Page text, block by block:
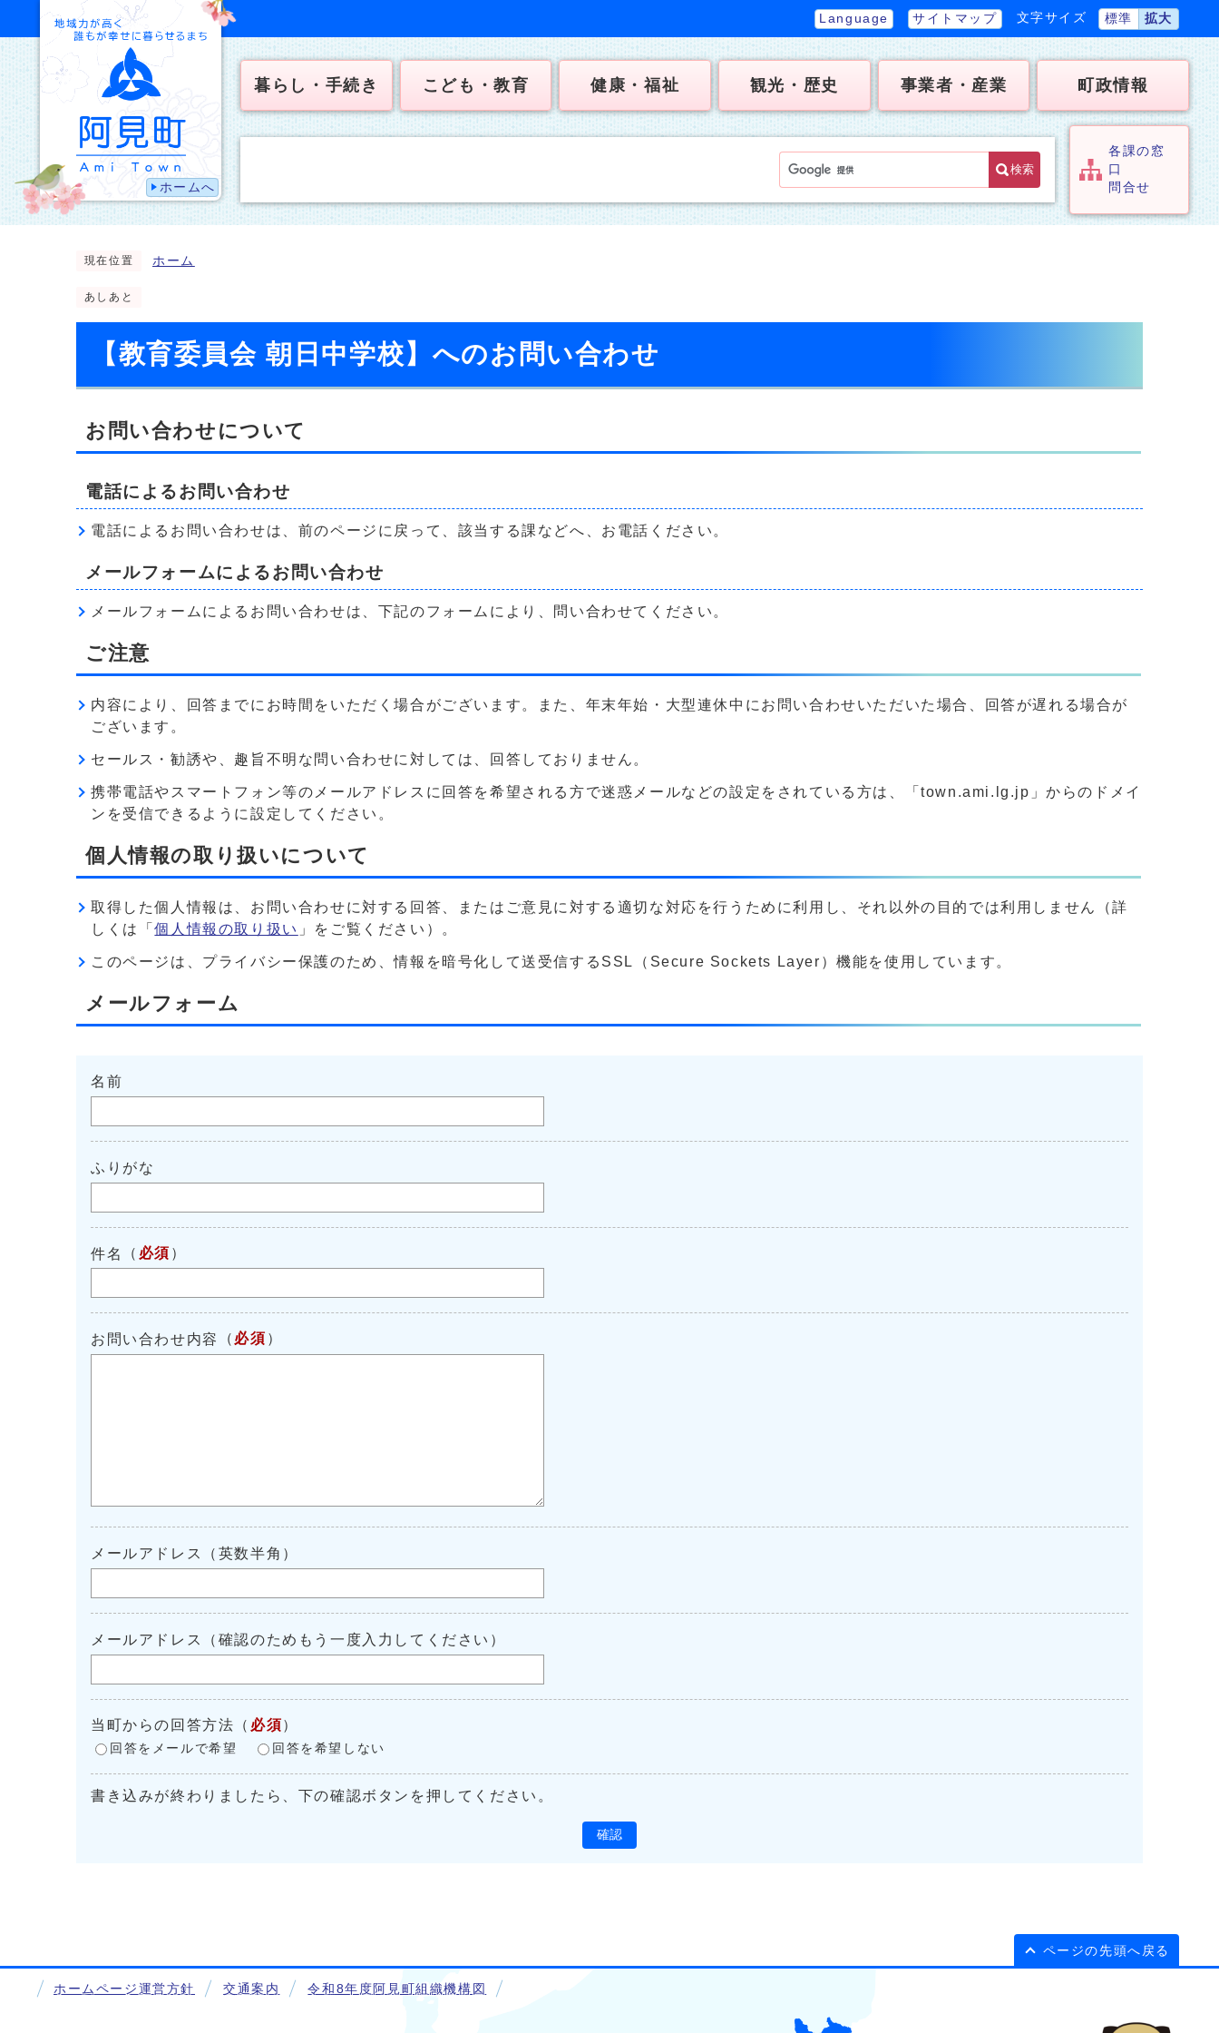
ホームへ
Language サイトマップ 文字サイズ 標準 拡大
暮らし・手続き こども・教育 健康・福祉 観光・歴史 事業者・産業 町政情報
検索
各課の窓
口
問合せ
現在位置 ホーム
あしあと
【教育委員会 朝日中学校】へのお問い合わせ
お問い合わせについて
電話によるお問い合わせ
電話によるお問い合わせは、前のページに戻って、該当する課などへ、お電話ください。
メールフォームによるお問い合わせ
メールフォームによるお問い合わせは、下記のフォームにより、問い合わせてください。
ご注意
内容により、回答までにお時間をいただく場合がございます。また、年末年始・大型連休中にお問い合わせいただいた場合、回答が遅れる場合が
ございます。
セールス・勧誘や、趣旨不明な問い合わせに対しては、回答しておりません。
携帯電話やスマートフォン等のメールアドレスに回答を希望される方で迷惑メールなどの設定をされている方は、「town.ami.lg.jp」からのドメイ
ンを受信できるように設定してください。
個人情報の取り扱いについて
取得した個人情報は、お問い合わせに対する回答、またはご意見に対する適切な対応を行うために利用し、それ以外の目的では利用しません（詳
しくは「個人情報の取り扱い 」をご覧ください）。
このページは、プライバシー保護のため、情報を暗号化して送受信するSSL（Secure Sockets Layer）機能を使用しています。
メールフォーム
名前
ふりがな
件名 （ 必須 ）
お問い合わせ内容 （ 必須 ）
メールアドレス（英数半角）
メールアドレス（確認のためもう一度入力してください）
当町からの回答方法 （ 必須）
回答をメールで希望 回答を希望しない
書き込みが終わりましたら、下の確認ボタンを押してください。
確認
ページの先頭へ戻る
ホームページ運営方針 交通案内 令和8年度阿見町組織機構図